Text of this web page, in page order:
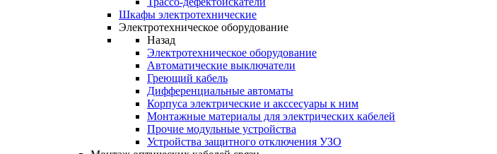
Шкафы электротехнические
Электротехническое оборудование
Назад
Электротехническое оборудование
Автоматические выключатели
Греющий кабель
Дифференциальные автоматы
Корпуса электрические и акссесуары к ним
Монтажные материалы для электрических кабелей
Прочие модульные устройства
Устройства защитного отключения УЗО